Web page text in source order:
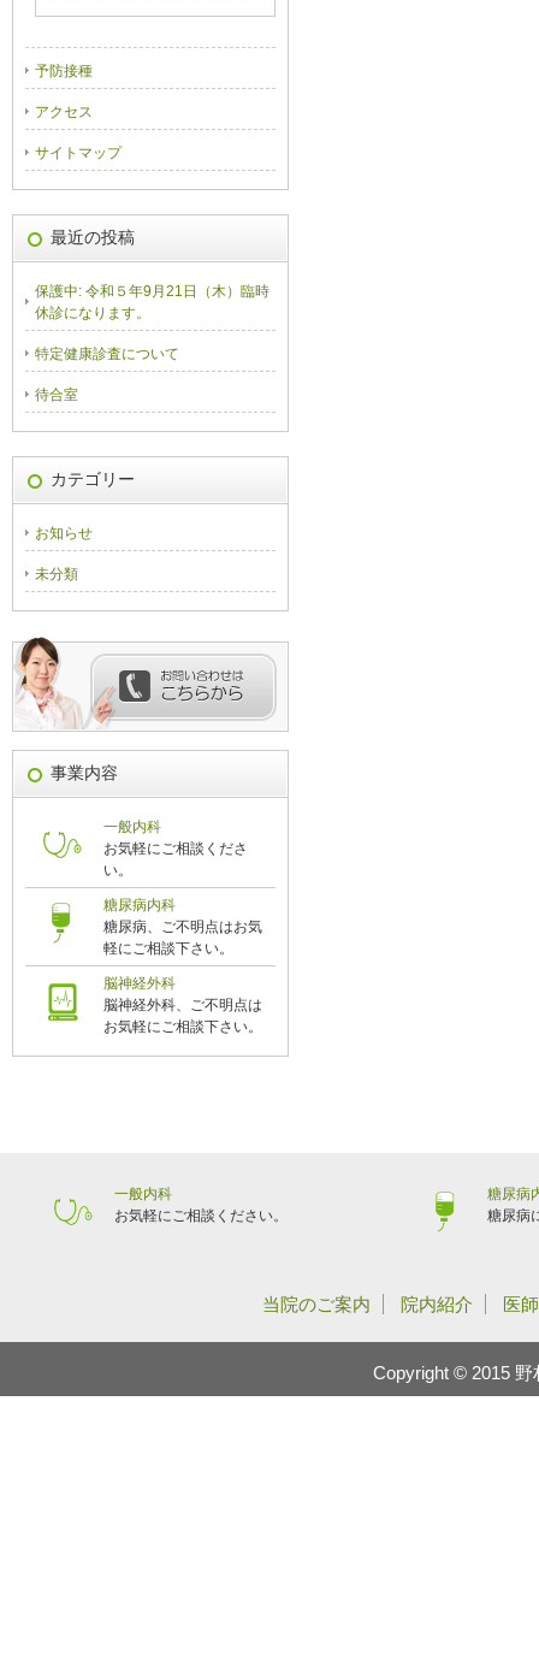
予防接種
アクセス
サイトマップ
最近の投稿
保護中: 令和５年9月21日（木）臨時
休診になります。
特定健康診査について
待合室
カテゴリー
お知らせ
未分類
事業内容
一般内科
お気軽にご相談くださ
い。
糖尿病内科
糖尿病、ご不明点はお気
軽にご相談下さい。
脳神経外科
脳神経外科、ご不明点は
お気軽にご相談下さい。
一般内科
お気軽にご相談ください。
糖尿病
糖尿病
当院のご案内 院内紹介 医
Copyright © 2015